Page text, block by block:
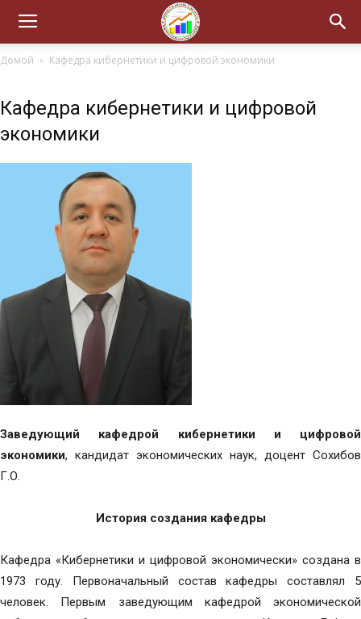
Домой Кафедра кибернетики и цифровой экономики
Кафедра кибернетики и цифровой
экономики
Заведующий кафедрой кибернетики и цифровой
экономики, кандидат экономических наук, доцент Сохибов
Г.О.
История создания кафедры
Кафедра «Кибернетики и цифровой экономически» создана в
1973 году. Первоначальный состав кафедры составлял 5
человек. Первым заведующим кафедрой экономической